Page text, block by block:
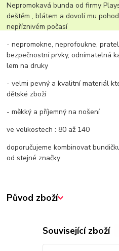
Nepromokavá bunda od firmy
deštěm , blátem a dovolí mu
nepříznivém počasí
- nepromokne, neprofoukne,
bezpečnostní prvky, odnímatelná
lem na druky
- velmi pevný a kvalitní materiál
dětské zboží
- měkký a příjemný na nošení
ve velikostech : 80 až 140
doporučujeme kombinovat
od stejné značky
Původ zboží
Související zboží